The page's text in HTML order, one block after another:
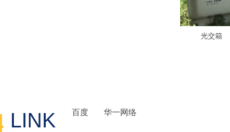
光交箱
LINK 百度 华一网络